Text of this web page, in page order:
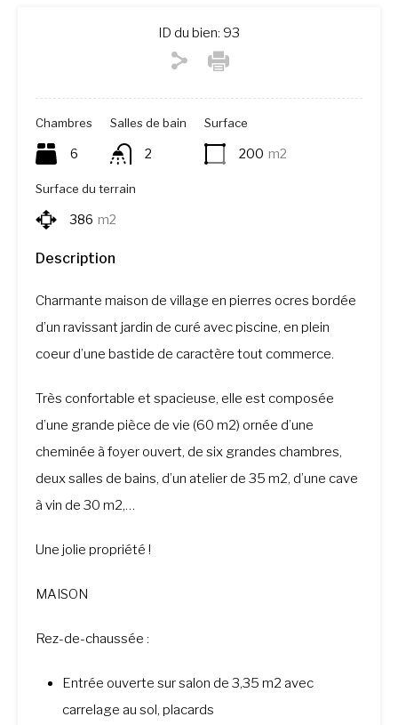
ID du bien: 93
Chambres
6
Salles de bain
2
Surface
200 m2
Surface du terrain
386 m2
Description
Charmante maison de village en pierres ocres bordée
d’un ravissant jardin de curé avec piscine, en plein
coeur d’une bastide de caractère tout commerce.
Très confortable et spacieuse, elle est composée
d’une grande pièce de vie (60 m2) ornée d’une
cheminée à foyer ouvert, de six grandes chambres,
deux salles de bains, d’un atelier de 35 m2, d’une cave
à vin de 30 m2,…
Une jolie propriété !
MAISON
Rez-de-chaussée :
Entrée ouverte sur salon de 3,35 m2 avec
carrelage au sol, placards